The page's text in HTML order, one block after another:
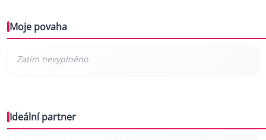
Moje povaha
Ideální partner